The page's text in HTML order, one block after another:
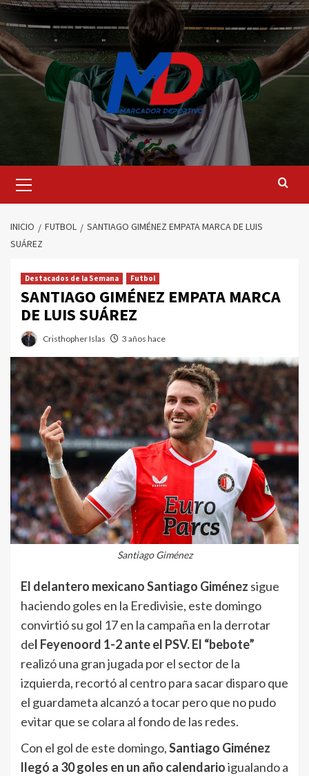
Saltar
al
contenido
principal
INICIO FUTBOL
SANTIAGO GIMÉNEZ EMPATA MARCA DE LUIS
SUÁREZ
Destacados de la Semana Futbol
SANTIAGO GIMÉNEZ EMPATA MARCA
DE LUIS SUÁREZ
Cristhopher Islas 3 años hace
Santiago Giménez
El delantero mexicano Santiago Giménez sigue
haciendo goles en la Eredivisie, este domingo
convirtió su gol 17 en la campaña en la derrotar
del Feyenoord 1-2 ante el PSV. El “bebote”
realizó una gran jugada por el sector de la
izquierda, recortó al centro para sacar disparo que
el guardameta alcanzó a tocar pero que no pudo
evitar que se colara al fondo de las redes.
Con el gol de este domingo,Santiago Giménez
llegó a 30 goles en un año calendarioigualando a